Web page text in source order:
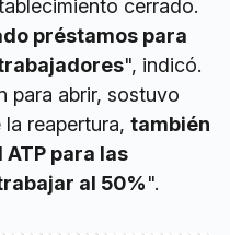
cerrado.
préstamos para
", indicó.
para abrir, sostuvo
reapertura, también
para las
al 50%".